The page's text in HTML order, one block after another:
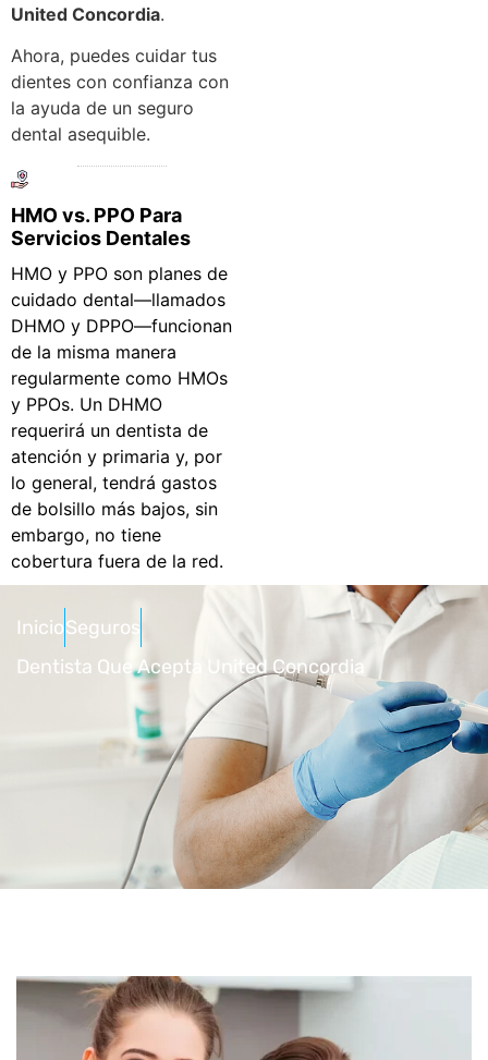
United Concordia.
Ahora, puedes cuidar tus
dientes con confianza con
la ayuda de un seguro
dental asequible.
HMO vs. PPO Para
Servicios Dentales
HMO y PPO son planes de
cuidado dental—llamados
DHMO y DPPO—funcionan
de la misma manera
regularmente como HMOs
y PPOs. Un DHMO
requerirá un dentista de
atención y primaria y, por
lo general, tendrá gastos
de bolsillo más bajos, sin
embargo, no tiene
cobertura fuera de la red.
InicioSeguros
Dentista Que Acepta United Concordia